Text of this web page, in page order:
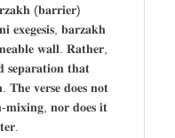
(𝐛𝐚𝐫𝐫𝐢𝐞𝐫)
𝐞𝐱𝐞𝐠𝐞𝐬𝐢𝐬, 𝐛𝐚𝐫𝐳𝐚𝐤𝐡
𝐰𝐚𝐥𝐥. 𝐑𝐚𝐭𝐡𝐞𝐫,
𝐬𝐞𝐩𝐚𝐫𝐚𝐭𝐢𝐨𝐧 𝐭𝐡𝐚𝐭
𝐓𝐡𝐞 𝐯𝐞𝐫𝐬𝐞 𝐝𝐨𝐞𝐬 𝐧𝐨𝐭
𝐧𝐨𝐫 𝐝𝐨𝐞𝐬 𝐢𝐭